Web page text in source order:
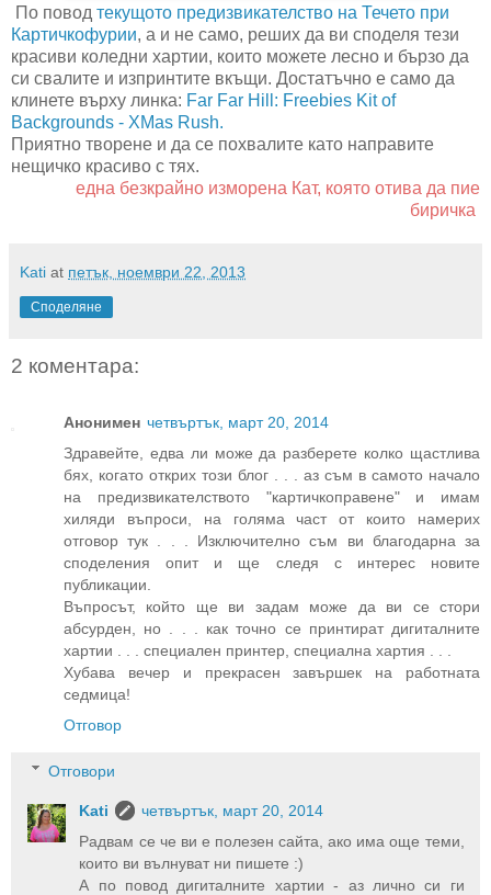
По повод текущото предизвикателство на Течето при
Картичкофурии, а и не само, реших да ви споделя тези
красиви коледни хартии, които можете лесно и бързо да
си свалите и изпринтите вкъщи. Достатъчно е само да
клинете върху линка: Far Far Hill: Freebies Kit of
Backgrounds - XMas Rush.
Приятно творене и да се похвалите като направите
нещичко красиво с тях.
една безкрайно изморена Кат, която отива да пие
биричка
Kati at петък, ноември 22, 2013
Споделяне
2 коментара:
Анонимен четвъртък, март 20, 2014
Здравейте, едва ли може да разберете колко щастлива
бях, когато открих този блог . . . аз съм в самото начало
на предизвикателството "картичкоправене" и имам
хиляди въпроси, на голяма част от които намерих
отговор тук . . . Изключително съм ви благодарна за
споделения опит и ще следя с интерес новите
публикации.
Въпросът, който ще ви задам може да ви се стори
абсурден, но . . . как точно се принтират дигиталните
хартии . . . специален принтер, специална хартия . . .
Хубава вечер и прекрасен завършек на работната
седмица!
Отговор
Отговори
Kati
четвъртък, март 20, 2014
Радвам се че ви е полезен сайта, ако има още теми,
които ви вълнуват ни пишете :)
А по повод дигиталните хартии - аз лично си ги